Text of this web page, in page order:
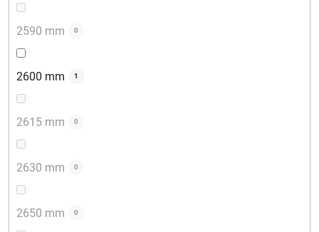
2590 mm 0
2600 mm 1
2615 mm 0
2630 mm 0
2650 mm 0